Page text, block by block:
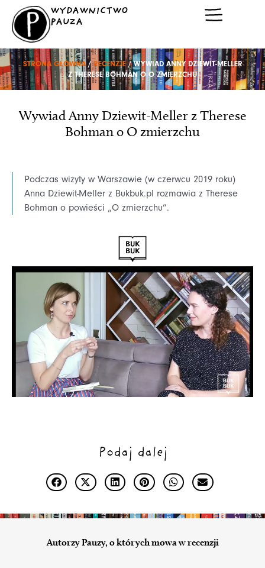
Przejdź
treści
WYDAWNICTWO
PAUZA
STRONA GŁÓWNA/RECENZJE/ WYWIAD ANNY DZIEWIT-MELLER
Z THERESE BOHMAN O O ZMIERZCHU
Wywiad Anny Dziewit-Meller z Therese
Bohman o O zmierzchu
Podczas wizyty w Warszawie (w czerwcu 2019 roku)
Anna Dziewit-Meller z Bukbuk.pl rozmawia z Therese
Bohman o powieści „O zmierzchu”.
Podaj dalej
Autorzy Pauzy, o których mowa w recenzji